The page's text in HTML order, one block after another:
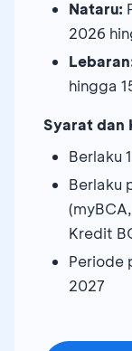
Nataru:
2026
hingga
Syarat dan
Berlaku
Berlaku
Kredit
Periode
2027